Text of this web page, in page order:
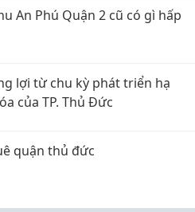
An Phú Quận 2 cũ có gì hấp
lợi từ chu kỳ phát triển hạ
của TP. Thủ Đức
quận thủ đức